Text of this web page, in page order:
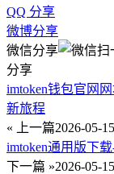
QQ 分享
微博分享
微信分享
分享
imtoken钱包官网
新旅程
« 上一篇2026-05-15
imtoken通用版下
下一篇 »2026-05-15